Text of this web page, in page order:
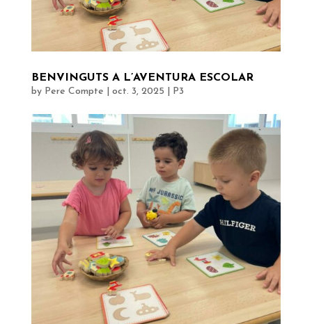
BENVINGUTS A L’AVENTURA ESCOLAR
by Pere Compte oct. 3, 2025 P3